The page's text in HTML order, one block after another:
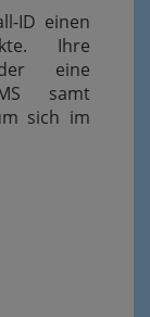
ID einen
Ihre
eine
samt
sich im